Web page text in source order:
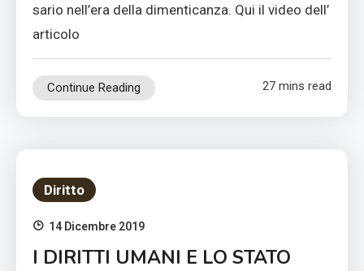
sario nell’era della dimenticanza. Qui il video dell’
articolo
Continue Reading 27 mins read
Diritto
14 Dicembre 2019
I DIRITTI UMANI E LO STATO